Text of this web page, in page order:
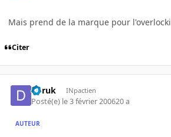
Mais prend de la marque pour
Citer
doruk INpactien
Posté(e) le 3 février 200620 a
AUTEUR